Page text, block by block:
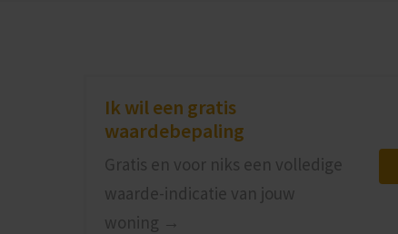
Ik wil een gratis
waardebepaling
Gratis en voor niks een volledige
waarde-indicatie van jouw
woning →